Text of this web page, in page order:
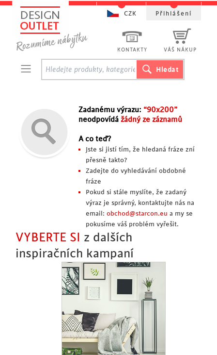
Zadanému výrazu: “90x200”
neodpovídá žádný ze záznamů
A co teď?
Jste si jistí tím, že hledaná fráze zní
přesně takto?
Zadejte do vyhledávání obdobné
fráze
Pokud si stále myslíte, že zadaný
výraz je správný, kontaktujte nás na
email: obchod@starcon.eu a my se
pokusíme váš problém vyřešit.
VYBERTE SI
z dalších
inspiračních kampaní
KONTAKTY VÁŠ NÁKUP
CZK Přihlášení